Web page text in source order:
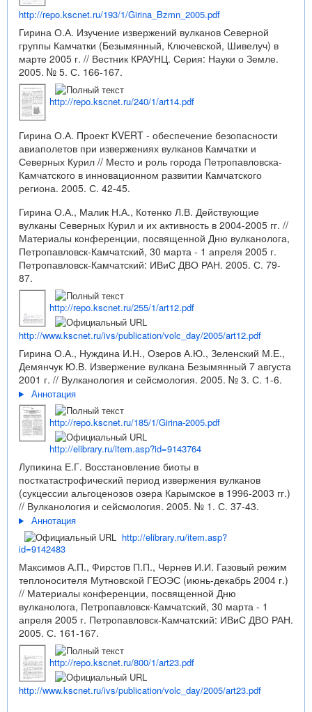
http://repo.kscnet.ru/193/1/Girina_Bzmn_2005.pdf
Гирина О.А. Изучение извержений вулканов Северной
группы Камчатки (Безымянный, Ключевской, Шивелуч) в
марте 2005 г. // Вестник КРАУНЦ. Серия: Науки о Земле.
2005. № 5. С. 166-167.
http://repo.kscnet.ru/240/1/art14.pdf
Гирина О.А. Проект KVERT - обеспечение безопасности
авиаполетов при извержениях вулканов Камчатки и
Северных Курил // Место и роль города Петропавловска-
Камчатского в инновационном развитии Камчатского
региона. 2005. С. 42-45.
Гирина О.А., Малик Н.А., Котенко Л.В. Действующие
вулканы Северных Курил и их активность в 2004-2005 гг. //
Материалы конференции, посвященной Дню вулканолога,
Петропавловск-Камчатский, 30 марта - 1 апреля 2005 г.
Петропавловск-Камчатский: ИВиС ДВО РАН. 2005. С. 79-
87.
http://repo.kscnet.ru/255/1/art12.pdf
http://www.kscnet.ru/ivs/publication/volc_day/2005/art12.pdf
Гирина О.А., Нуждина И.Н., Озеров А.Ю., Зеленский М.Е.,
Демянчук Ю.В. Извержение вулкана Безымянный 7 августа
2001 г. // Вулканология и сейсмология. 2005. № 3. С. 1-6.
Аннотация
http://repo.kscnet.ru/185/1/Girina-2005.pdf
http://elibrary.ru/item.asp?id=9143764
Лупикина Е.Г. Восстановление биоты в
посткатастрофический период извержения вулканов
(сукцессии альгоценозов озера Карымское в 1996-2003 гг.)
// Вулканология и сейсмология. 2005. № 1. С. 37-43.
Аннотация
http://elibrary.ru/item.asp?
id=9142483
Максимов А.П., Фирстов П.П., Чернев И.И. Газовый режим
теплоносителя Мутновской ГЕОЭС (июнь-декабрь 2004 г.)
// Материалы конференции, посвященной Дню
вулканолога, Петропавловск-Камчатский, 30 марта - 1
апреля 2005 г. Петропавловск-Камчатский: ИВиС ДВО РАН.
2005. С. 161-167.
http://repo.kscnet.ru/800/1/art23.pdf
http://www.kscnet.ru/ivs/publication/volc_day/2005/art23.pdf